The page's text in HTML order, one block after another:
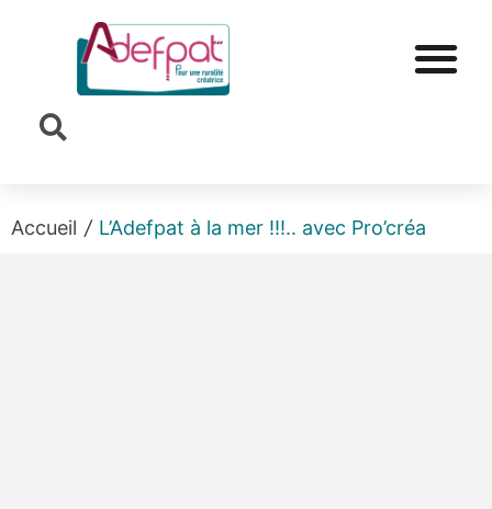
Accueil / L’Adefpat à la mer !!!.. avec Pro’créa